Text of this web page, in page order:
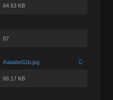
64.53 KB
87
Aaaabel11b.jpg
66.17 KB